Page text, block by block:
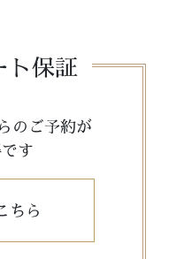
ト保証
のご予約が
す
ちら